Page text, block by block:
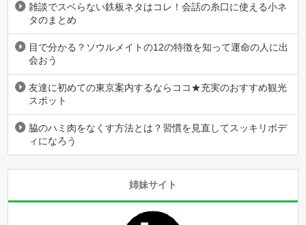
雑談でスベらない鉄板ネタはコレ！会話の糸口に使える小ネ
タのまとめ
目で分かる？ソウルメイトの12の特徴を知って運命の人に出
会おう
友達に初めての東京案内するならココ★充実のおすすめ観光
スポット
脇のハミ肉をなくす方法とは？習慣を見直してスッキリボデ
ィになろう
姉妹サイト